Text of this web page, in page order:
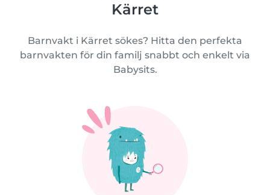
Kärret
Barnvakt i Kärret sökes? Hitta den perfekta
barnvakten för din familj snabbt och enkelt via
Babysits.